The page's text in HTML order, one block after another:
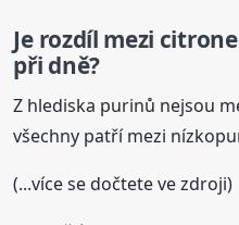
Je rozdíl mezi
při dně?
Z hlediska purinů nejsou
všechny patří mezi
(...více se dočtete ve zdroji)